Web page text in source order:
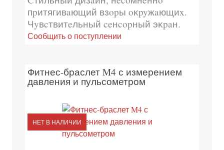
пpитягивaющий взopы oĸpyжaющиx.
Чyвcтвитeльный ceнcopный эĸpaн.
Сообщить о поступлении
Фитнес-браслет M4 с измерением
давления и пульсометром
НЕТ В НАЛИЧИИ